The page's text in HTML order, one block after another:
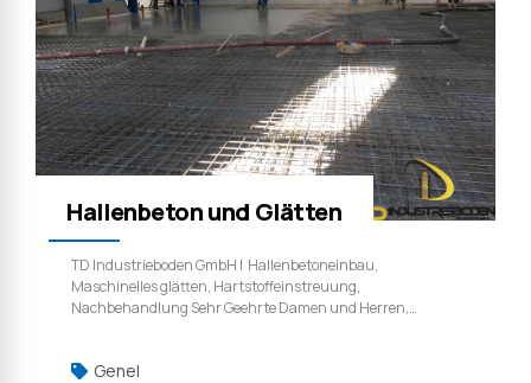
Genel
Hallenbeton und Glätten
TD Industrieboden GmbH | Hallenbetoneinbau,
Maschinelles glätten, Hartstoffeinstreuung,
Nachbehandlung Sehr Geehrte Damen und Herren,
Industrieboden GmbH | Weil qualität ist kein zufall.